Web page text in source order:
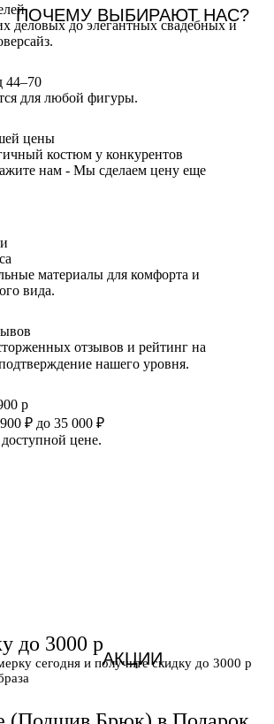
ПОЧЕМУ ВЫБИРАЮТ НАС?
деловых до элегантных свадебных и
44–70
для любой фигуры.
цены
костюм у конкурентов
нам - Мы сделаем цену еще
материалы для комфорта и
вида.
отзывов и рейтинг на
нашего уровня.
р
₽ до 35 000 ₽
цене.
АКЦИИ
до 3000 р
сегодня и получите скидку до 3000 р